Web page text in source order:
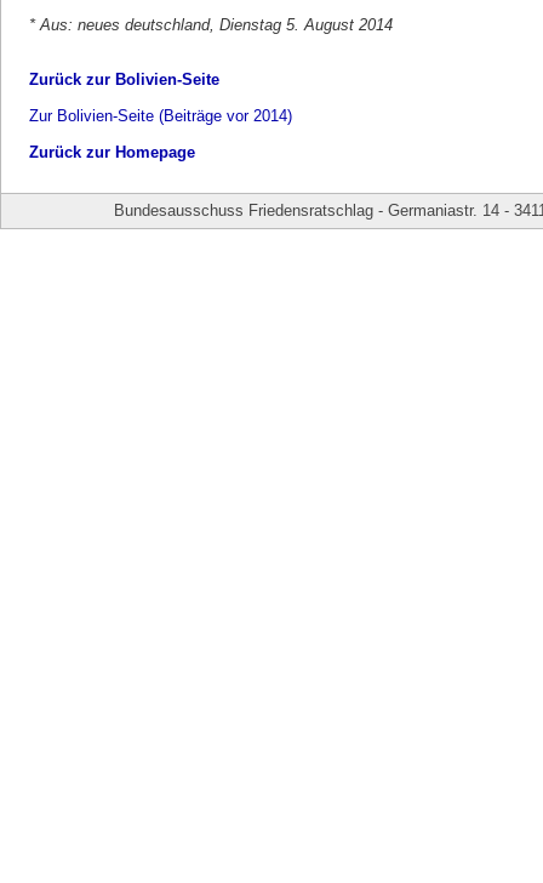
* Aus: neues deutschland, Dienstag 5. August 2014
Zurück zur Bolivien-Seite
Zur Bolivien-Seite (Beiträge vor 2014)
Zurück zur Homepage
Bundesausschuss Friedensratschlag - Germaniastr. 14 -